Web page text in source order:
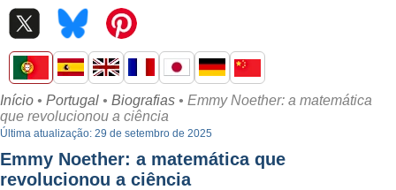
Início • Portugal • Biografias • Emmy Noether: a matemática
que revolucionou a ciência
Última atualização: 29 de setembro de 2025
Emmy Noether: a matemática que
revolucionou a ciência